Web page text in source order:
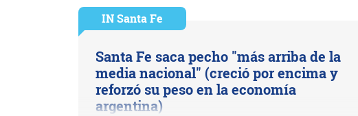
IN Santa Fe
Santa Fe saca pecho "más arriba de la
media nacional" (creció por encima y
reforzó su peso en la economía
argentina)